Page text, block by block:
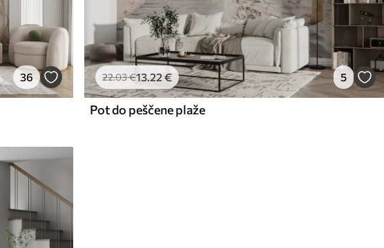
36 22.03€13.22 € 5
Pot do peščene plaže